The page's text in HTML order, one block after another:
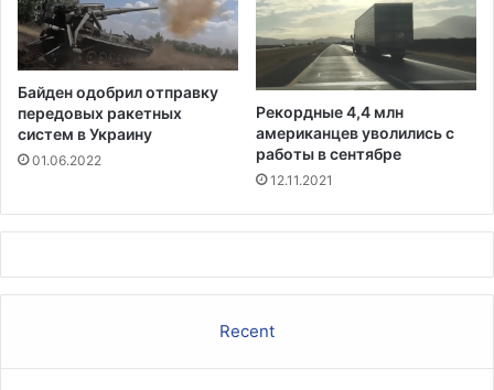
Байден одобрил отправку
передовых ракетных
систем в Украину
01.06.2022
Рекордные 4,4 млн
американцев уволились с
работы в сентябре
12.11.2021
Recent